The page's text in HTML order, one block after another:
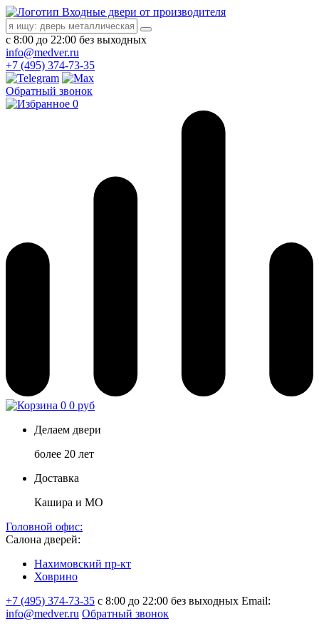
Входные двери от производителя
с 8:00 до 22:00 без выходных
info@medver.ru
+7 (495) 374-73-35
Обратный звонок
0
0 0 руб
Делаем двери
более 20 лет
Доставка
Кашира и МО
Головной офис:
Салона дверей:
Нахимовский пр-кт
Ховрино
+7 (495) 374-73-35 с 8:00 до 22:00 без выходных Email:
info@medver.ru Обратный звонок